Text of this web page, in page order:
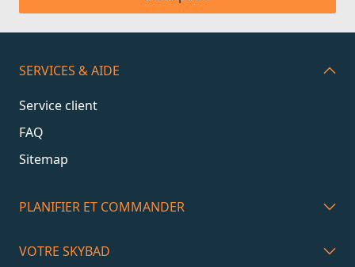
SERVICES & AIDE
Service client
FAQ
Sitemap
PLANIFIER ET COMMANDER
VOTRE SKYBAD